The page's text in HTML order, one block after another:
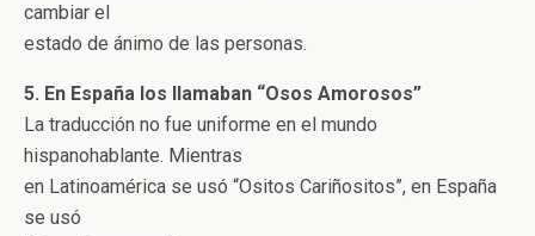
cambiar el
estado de ánimo de las personas.
5. En España los llamaban “Osos Amorosos”
La traducción no fue uniforme en el mundo
hispanohablante. Mientras
en Latinoamérica se usó “Ositos Cariñositos”, en España
se usó